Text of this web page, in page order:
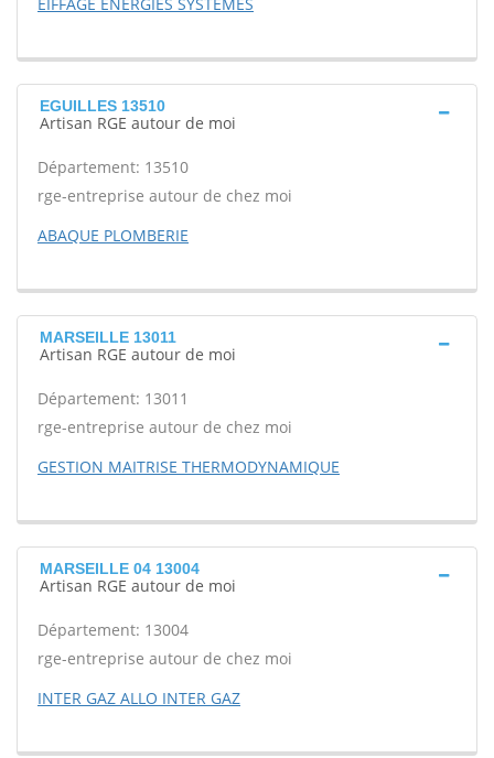
EGUILLES 13510
Artisan RGE autour de moi
Département: 13510
rge-entreprise autour de chez moi
ABAQUE PLOMBERIE
MARSEILLE 13011
Artisan RGE autour de moi
Département: 13011
rge-entreprise autour de chez moi
GESTION MAITRISE THERMODYNAMIQUE
MARSEILLE 04 13004
Artisan RGE autour de moi
Département: 13004
rge-entreprise autour de chez moi
INTER GAZ ALLO INTER GAZ